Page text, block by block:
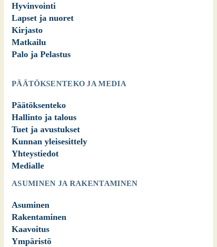
Hyvinvointi
Lapset ja nuoret
Kirjasto
Matkailu
Palo ja Pelastus
PÄÄTÖKSENTEKO JA MEDIA
Päätöksenteko
Hallinto ja talous
Tuet ja avustukset
Kunnan yleisesittely
Yhteystiedot
Medialle
ASUMINEN JA RAKENTAMINEN
Asuminen
Rakentaminen
Kaavoitus
Ympäristö